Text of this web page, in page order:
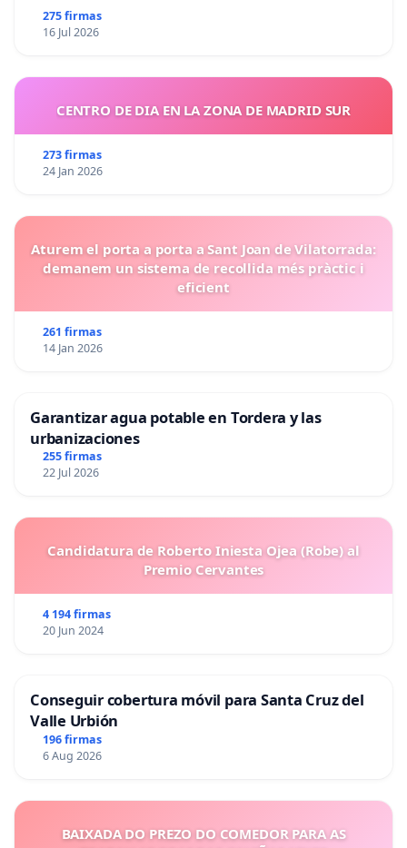
275 firmas
16 Jul 2026
CENTRO DE DIA EN LA ZONA DE MADRID SUR
273 firmas
24 Jan 2026
Aturem el porta a porta a Sant Joan de Vilatorrada:
demanem un sistema de recollida més pràctic i
eficient
261 firmas
14 Jan 2026
Garantizar agua potable en Tordera y las
urbanizaciones
255 firmas
22 Jul 2026
Candidatura de Roberto Iniesta Ojea (Robe) al
Premio Cervantes
4 194 firmas
20 Jun 2024
Conseguir cobertura móvil para Santa Cruz del
Valle Urbión
196 firmas
6 Aug 2026
BAIXADA DO PREZO DO COMEDOR PARA AS